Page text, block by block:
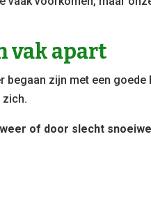
vak apart
begaan zijn met een goede
zich.
of door slecht